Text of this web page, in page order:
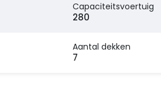
Capaciteitsvoertuig
280
Aantal dekken
7